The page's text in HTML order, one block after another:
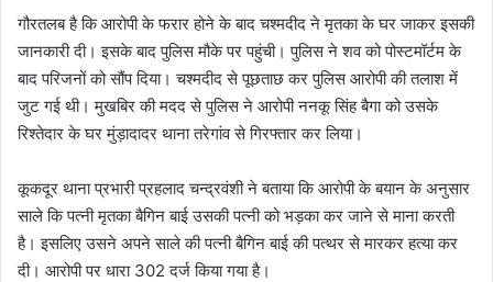
गौरतलब है कि आरोपी के फरार होने के बाद चश्मदीद ने मृतका के घर जाकर इसकी
जानकारी दी। इसके बाद पुलिस मौके पर पहुंची। पुलिस ने शव को पोस्टमॉर्टम के
बाद परिजनों को सौंप दिया। चश्मदीद से पूछताछ कर पुलिस आरोपी की तलाश में
जुट गई थी। मुखबिर की मदद से पुलिस ने आरोपी ननकू सिंह बैगा को उसके
रिश्तेदार के घर मुंड़ादादर थाना तरेगांव से गिरफ्तार कर लिया।
कूकदूर थाना प्रभारी प्रहलाद चन्द्रवंशी ने बताया कि आरोपी के बयान के अनुसार
साले कि पत्नी मृतका बैगिन बाई उसकी पत्नी को भड़का कर जाने से माना करती
है। इसलिए उसने अपने साले की पत्नी बैगिन बाई की पत्थर से मारकर हत्या कर
दी। आरोपी पर धारा 302 दर्ज किया गया है।